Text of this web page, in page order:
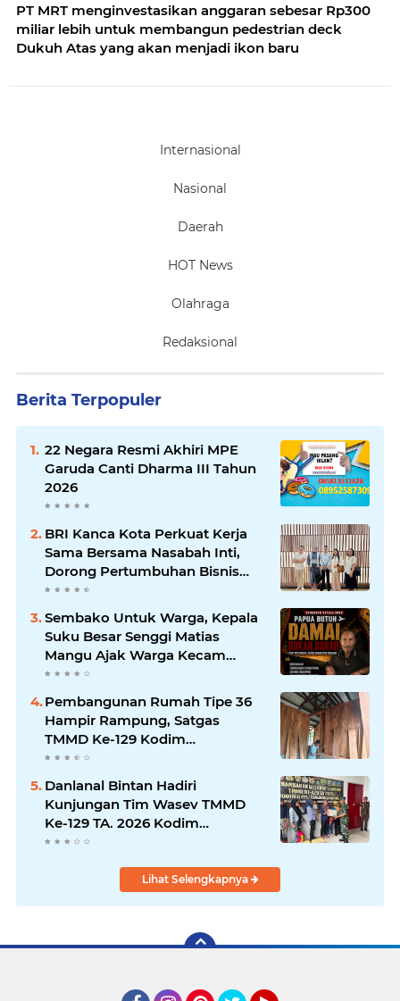
PT MRT menginvestasikan anggaran sebesar Rp300
miliar lebih untuk membangun pedestrian deck
Dukuh Atas yang akan menjadi ikon baru
Internasional
Nasional
Daerah
HOT News
Olahraga
Redaksional
Berita Terpopuler
22 Negara Resmi Akhiri MPE
Garuda Canti Dharma III Tahun
2026
BRI Kanca Kota Perkuat Kerja
Sama Bersama Nasabah Inti,
Dorong Pertumbuhan Bisnis
Berkelanjutan
Sembako Untuk Warga, Kepala
Suku Besar Senggi Matias
Mangu Ajak Warga Kecam
Pembunuhan Warga Sipil di
Pembangunan Rumah Tipe 36
Hampir Rampung, Satgas
TMMD Ke-129 Kodim
1807/Sorong Selatan Wujudkan
Danlanal Bintan Hadiri
Kunjungan Tim Wasev TMMD
Ke-129 TA. 2026 Kodim
0315/Tanjungpinang
Lihat Selengkapnya